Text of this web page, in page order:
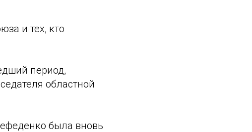
и тех, кто
период,
областной
была вновь